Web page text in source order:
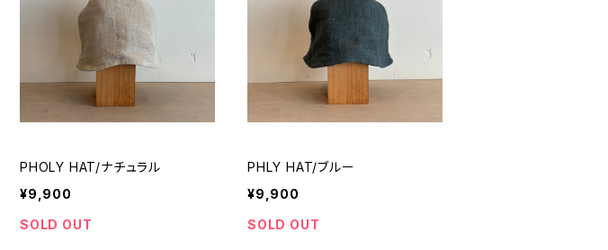
PHOLY HAT/ナチュラル
¥9,900
SOLD OUT
PHLY HAT/ブルー
¥9,900
SOLD OUT